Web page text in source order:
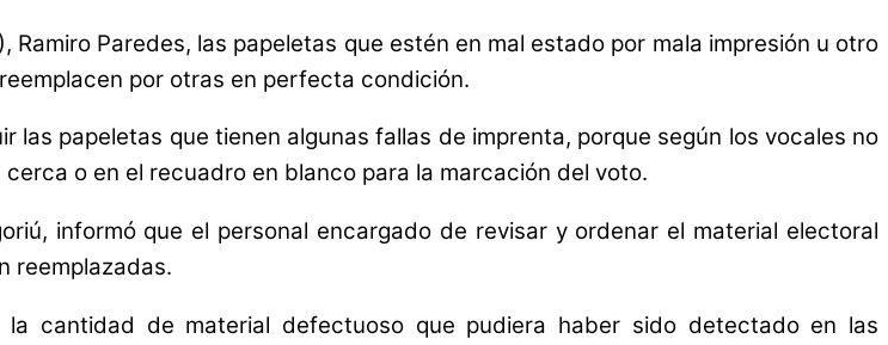
Paredes, las papeletas que estén en mal estado por mala impresión u otro
por otras en perfecta condición.
las papeletas que tienen algunas fallas de imprenta, porque según los vocales no
o en el recuadro en blanco para la marcación del voto.
informó que el personal encargado de revisar y ordenar el material electoral
reemplazadas.
cantidad de material defectuoso que pudiera haber sido detectado en las